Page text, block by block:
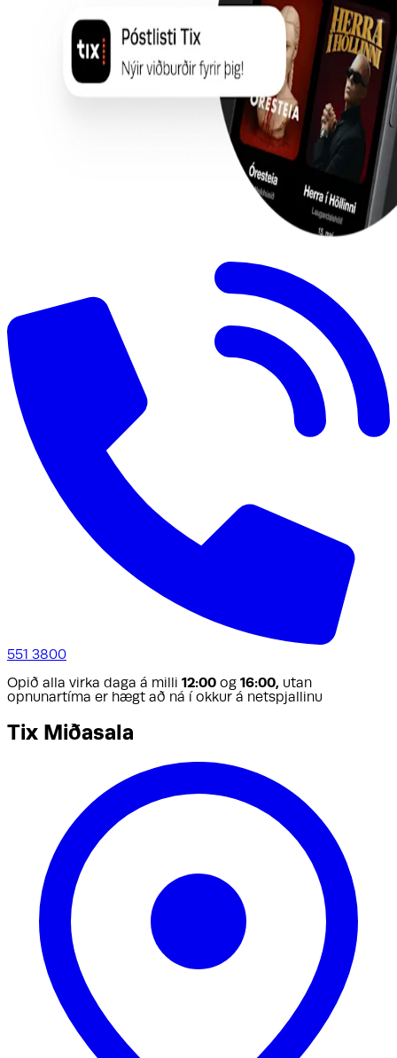
551 3800
Opið alla virka daga á milli 12:00 og 16:00, utan
opnunartíma er hægt að ná í okkur á netspjallinu
Tix Miðasala